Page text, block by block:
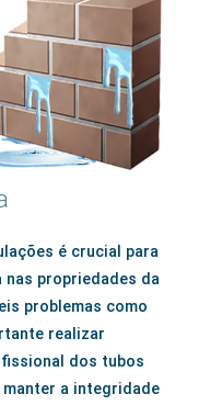
é crucial para
nas propriedades da
problemas como
realizar
dos tubos
a integridade